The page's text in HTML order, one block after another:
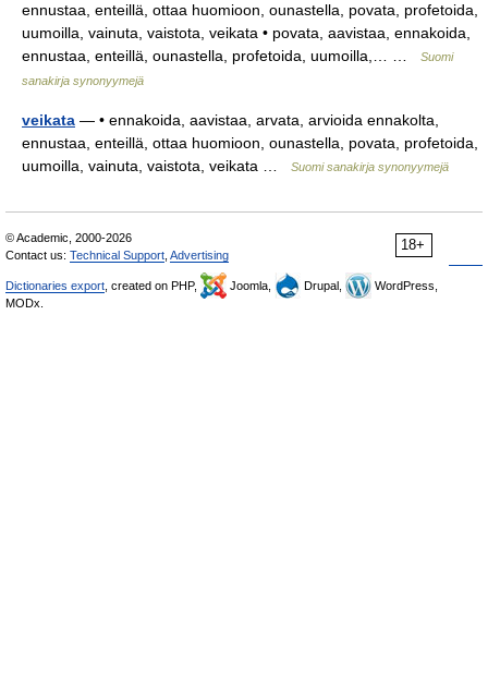
ennustaa, enteillä, ottaa huomioon, ounastella, povata, profetoida,
uumoilla, vainuta, vaistota, veikata • povata, aavistaa, ennakoida,
ennustaa, enteillä, ounastella, profetoida, uumoilla,… …
Suomi
sanakirja synonyymejä
veikata — • ennakoida, aavistaa, arvata, arvioida ennakolta,
ennustaa, enteillä, ottaa huomioon, ounastella, povata, profetoida,
uumoilla, vainuta, vaistota, veikata …
Suomi sanakirja synonyymejä
18+
© Academic, 2000-2026
Contact us: Technical Support Advertising
Dictionaries export , created on PHP, Joomla, Drupal,
WordPress,
MODx.